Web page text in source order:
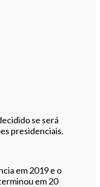
se será
presidenciais.
em 2019 e o
em 20